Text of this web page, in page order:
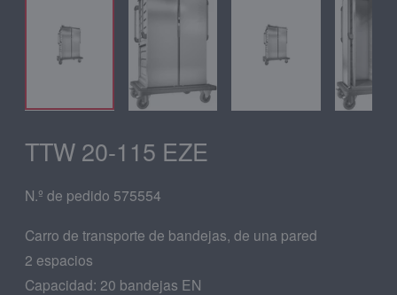
TTW 20-115 EZE
N.º de pedido 575554
Carro de transporte de bandejas, de una pared
2 espacios
Capacidad: 20 bandejas EN